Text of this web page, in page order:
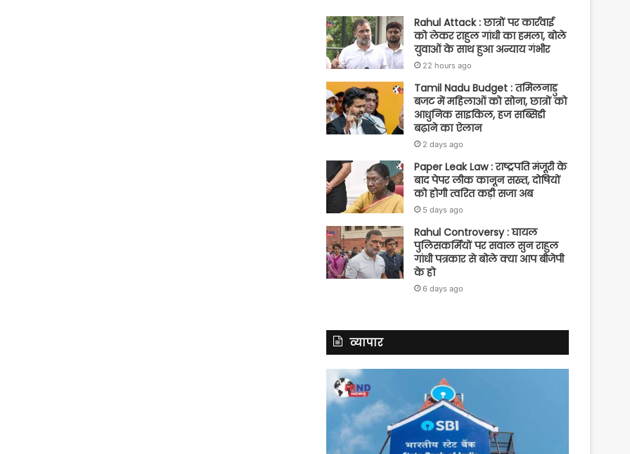
Rahul Attack : छात्रों पर कार्रवाई
को लेकर राहुल गांधी का हमला, बोले
युवाओं के साथ हुआ अन्याय गंभीर
22 hours ago
Tamil Nadu Budget : तमिलनाडु
बजट में महिलाओं को सोना, छात्रों को
आधुनिक साइकिल, हज सब्सिडी
बढ़ाने का ऐलान
2 days ago
Paper Leak Law : राष्ट्रपति मंजूरी के
बाद पेपर लीक कानून सख्त, दोषियों
को होगी त्वरित कड़ी सजा अब
5 days ago
Rahul Controversy : घायल
पुलिसकर्मियों पर सवाल सुन राहुल
गांधी पत्रकार से बोले क्या आप बीजेपी
के हो
6 days ago
व्यापार